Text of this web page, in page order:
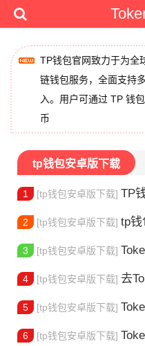
TP钱包官网致力于为全
链钱包服务，全面支持
入。用户可通过 TP 钱
币
tp钱包安卓版下载
1 [tp钱包安卓版下载] TP钱
2 [tp钱包安卓版下载] tp钱
3 [tp钱包安卓版下载]
4 [tp钱包安卓版下载] 去
5 [tp钱包安卓版下载]
6 [tp钱包安卓版下载]